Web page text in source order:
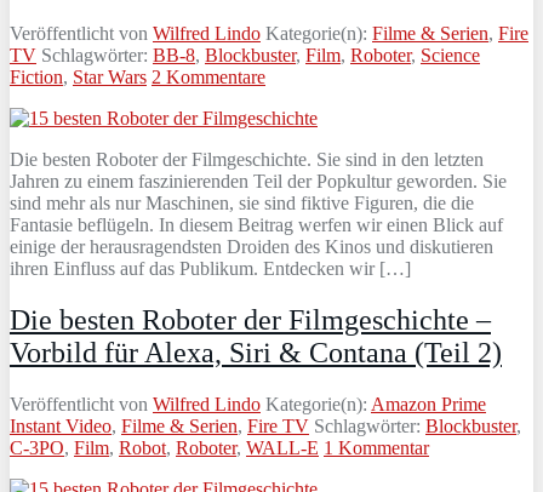
Veröffentlicht von Wilfred Lindo Kategorie(n): Filme & Serien, Fire
TV Schlagwörter: BB-8, Blockbuster, Film, Roboter, Science
Fiction, Star Wars 2 Kommentare
Die besten Roboter der Filmgeschichte. Sie sind in den letzten
Jahren zu einem faszinierenden Teil der Popkultur geworden. Sie
sind mehr als nur Maschinen, sie sind fiktive Figuren, die die
Fantasie beflügeln. In diesem Beitrag werfen wir einen Blick auf
einige der herausragendsten Droiden des Kinos und diskutieren
ihren Einfluss auf das Publikum. Entdecken wir […]
Die besten Roboter der Filmgeschichte –
Vorbild für Alexa, Siri & Contana (Teil 2)
Veröffentlicht von Wilfred Lindo Kategorie(n): Amazon Prime
Instant Video, Filme & Serien, Fire TV Schlagwörter: Blockbuster,
C-3PO, Film, Robot, Roboter, WALL-E 1 Kommentar